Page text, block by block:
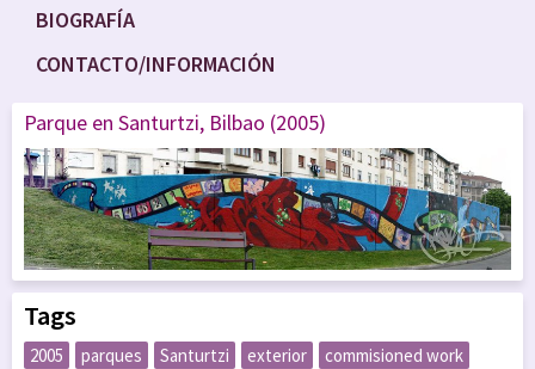
BIOGRAFÍA
CONTACTO/INFORMACIÓN
Parque en Santurtzi, Bilbao (2005)
Tags
2005 parques Santurtzi exterior
commisioned work